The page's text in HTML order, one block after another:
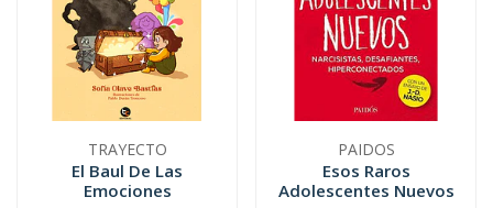
TRAYECTO
El Baul De Las
Emociones
PAIDOS
Esos Raros
Adolescentes Nuevos